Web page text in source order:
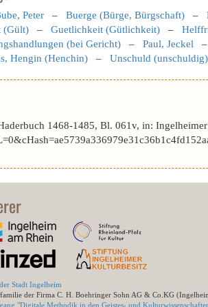
Peter – Buerge (Bürge, Bürgschaft) –
(Gült) – Guetlichkeit (Gütlichkeit) –
(bei Gericht) – Paul, Jeckel
Hengin (Henchin) – Unschuld (unschuldig)
1468-1485, Bl. 061v, in:
Stadt Ingelheim
der Firma C. H. Boehringer Sohn AG & Co.KG
"Digitale Methodik in den Geistes- und